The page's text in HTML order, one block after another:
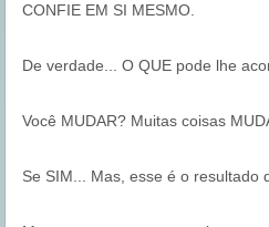
CONFIE EM SI MESMO.
De verdade... O QUE pode lhe
Você MUDAR? Muitas coisas
Se SIM... Mas, esse é o resultado